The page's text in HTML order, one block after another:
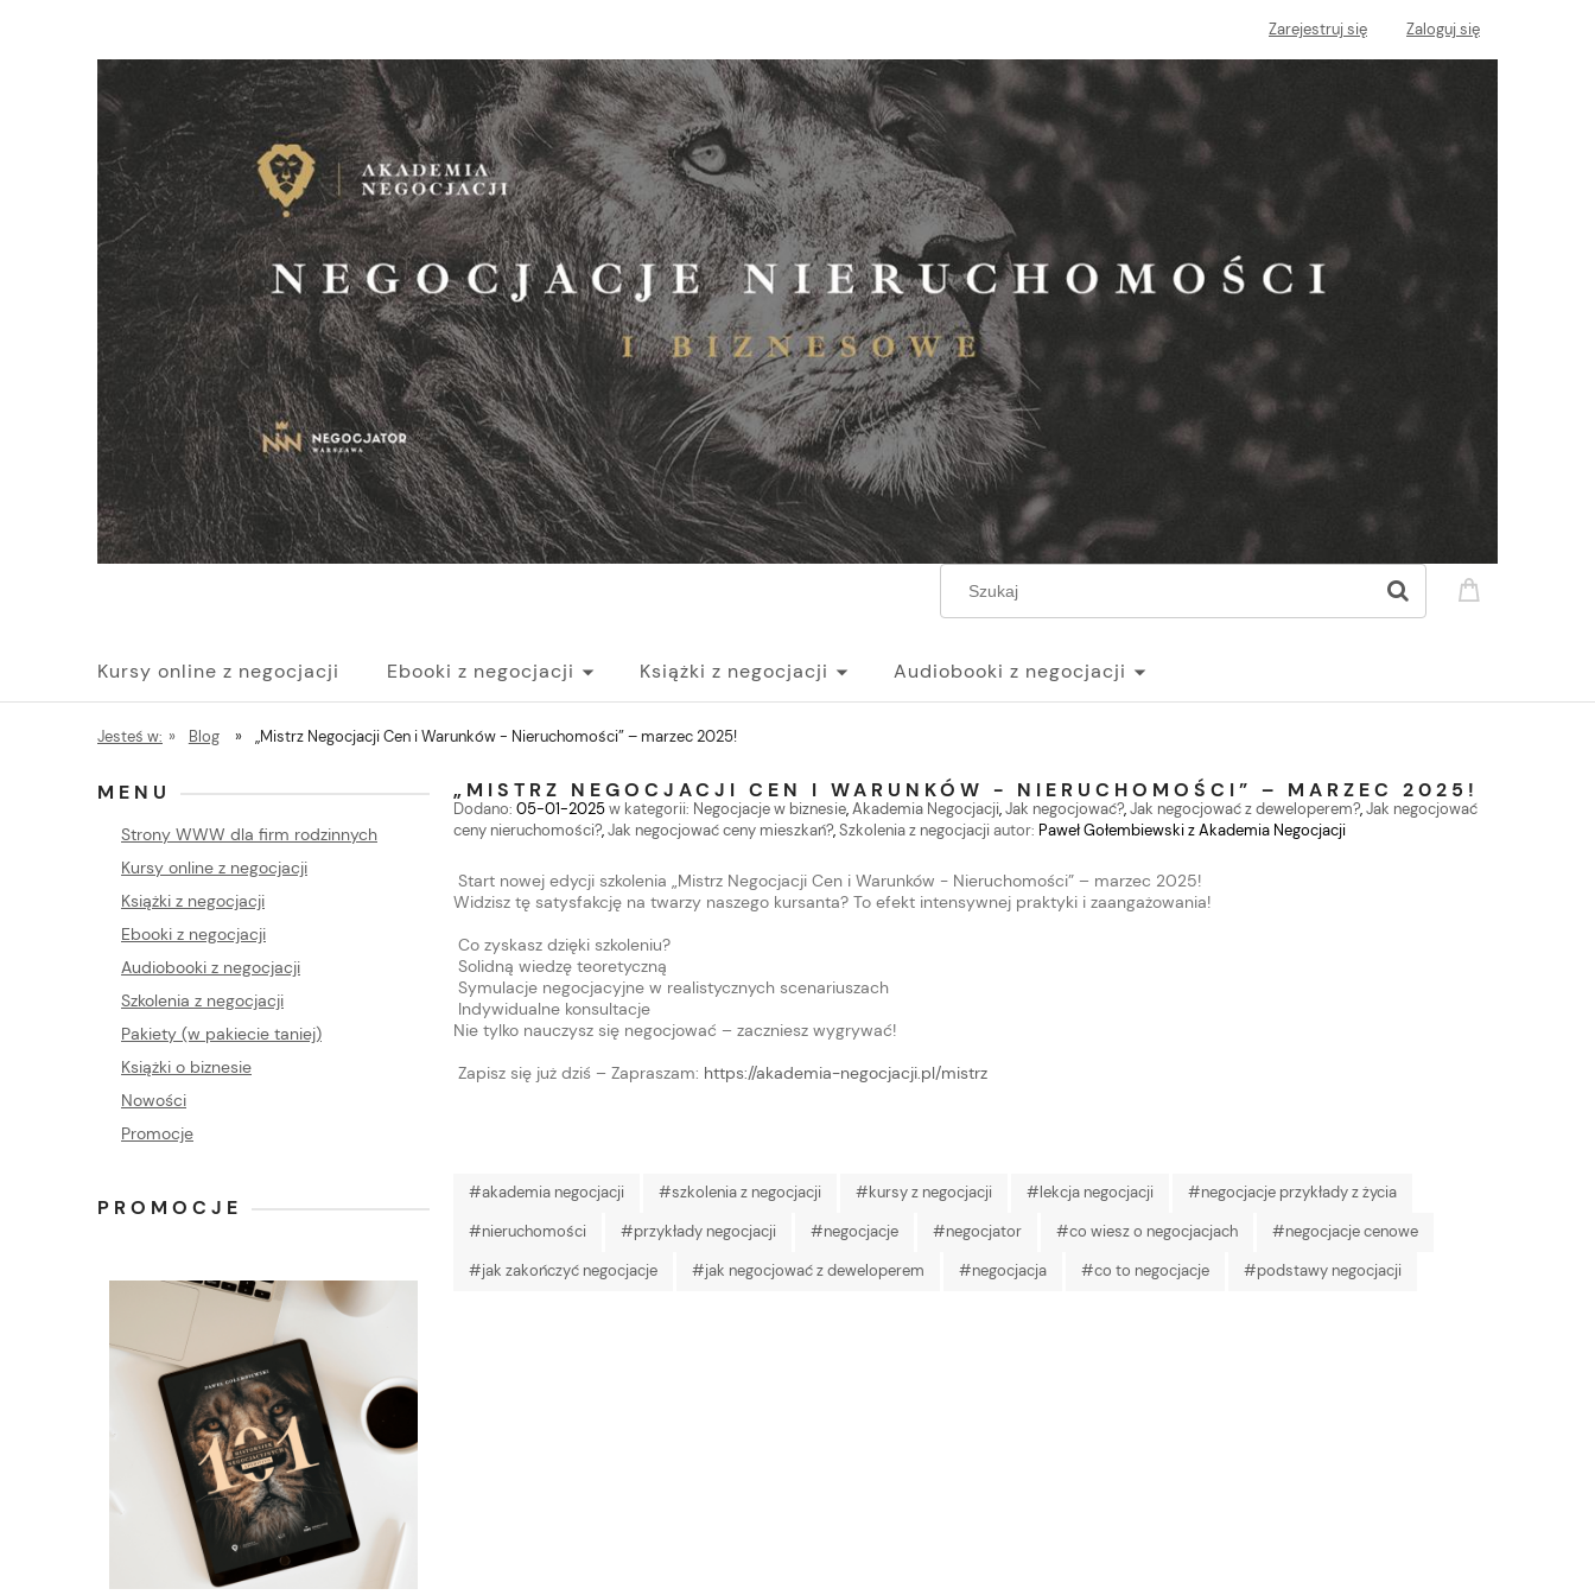
Zarejestruj się Zaloguj się
Kursy online z negocjacji Ebooki z negocjacji Książki z negocjacji Audiobooki z negocjacji
Pakiety (w pakiecie taniej) Szkolenia z negocjacji
Jesteś w: » Blog » „Mistrz Negocjacji Cen i Warunków - Nieruchomości” – marzec 2025!
MENU
Strony WWW dla firm rodzinnych
Kursy online z negocjacji
Książki z negocjacji
Ebooki z negocjacji
Audiobooki z negocjacji
Szkolenia z negocjacji
Pakiety (w pakiecie taniej)
Książki o biznesie
Nowości
Promocje
PROMOCJE
„MISTRZ NEGOCJACJI CEN I WARUNKÓW - NIERUCHOMOŚCI” – MARZEC 2025!
Dodano: 05-01-2025w kategorii: Negocjacje w biznesie,Akademia Negocjacji,Jak negocjować?,Jak negocjować z deweloperem?,Jak negocjować
ceny nieruchomości?,Jak negocjować ceny mieszkań?,Szkolenia z negocjacji autor: Paweł Gołembiewski z Akademia Negocjacji
Start nowej edycji szkolenia „Mistrz Negocjacji Cen i Warunków - Nieruchomości” – marzec 2025!
Widzisz tę satysfakcję na twarzy naszego kursanta? To efekt intensywnej praktyki i zaangażowania!
Co zyskasz dzięki szkoleniu?
Solidną wiedzę teoretyczną
Symulacje negocjacyjne w realistycznych scenariuszach
Indywidualne konsultacje
Nie tylko nauczysz się negocjować – zaczniesz wygrywać!
Zapisz się już dziś – Zapraszam: https://akademia-negocjacji.pl/mistrz
#akademia negocjacji #szkolenia z negocjacji #kursy z negocjacji #lekcja negocjacji
#negocjacje przykłady z życia
#nieruchomości
#przykłady negocjacji #negocjacje #negocjator #co wiesz o negocjacjach
#negocjacje cenowe
#jak zakończyć negocjacje
#jak negocjować z deweloperem #negocjacja #co to negocjacje #podstawy negocjacji